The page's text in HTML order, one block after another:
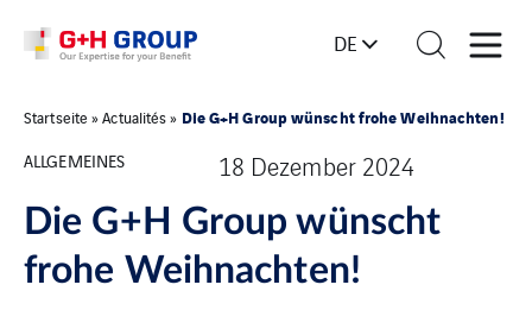
DE
Startseite »Actualités» Die G+H Group wünscht frohe Weihnachten!
ALLGEMEINES
18 Dezember 2024
Die G+H Group wünscht
frohe Weihnachten!